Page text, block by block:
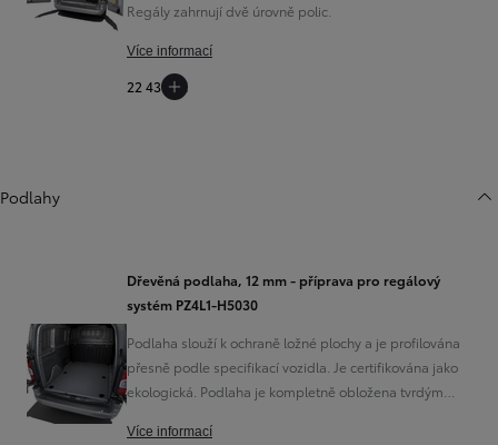
Regály zahrnují dvě úrovně polic.
Více informací
22 439 Kč
Podlahy
Dřevěná podlaha, 12 mm - příprava pro regálový
systém PZ4L1-H5030
Podlaha slouží k ochraně ložné plochy a je profilována
přesně podle specifikací vozidla. Je certifikována jako
ekologická. Podlaha je kompletně obložena tvrdým
protiskluzové syntetické pryskyřičné fólie odolné vůči
Více informací